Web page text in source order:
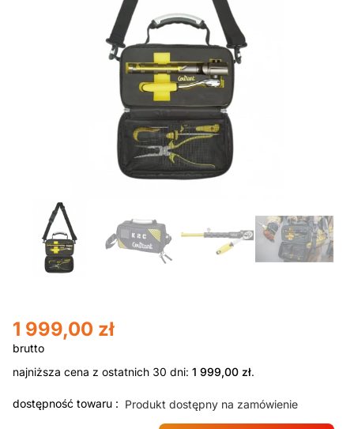
1 999,00 zł
najniższa cena z ostatnich 30 dni: 1 999,00 zł.
dostępność towaru : Produkt dostępny na zamówienie